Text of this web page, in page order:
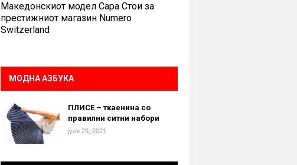
Македонскиот модел Сара Стои за
престижниот магазин Numero
Switzerland
МОДНА АЗБУКА
ПЛИСЕ – ткаенина со
правилни ситни набори
јули 29, 2021